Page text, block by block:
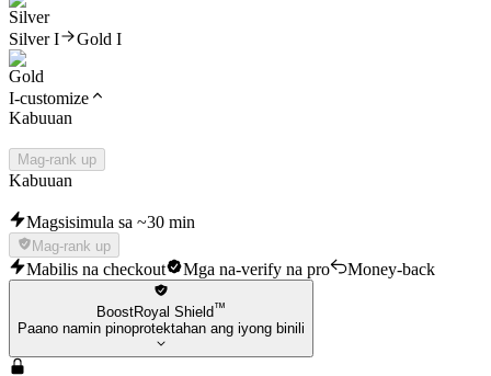
Silver I Gold I
I-customize
Kabuuan
Mag-rank up
Kabuuan
Magsisimula sa ~30 min
Mag-rank up
Mabilis na checkout Mga na-verify na pro Money-back
BoostRoyal Shield™
Paano namin pinoprotektahan ang iyong binili